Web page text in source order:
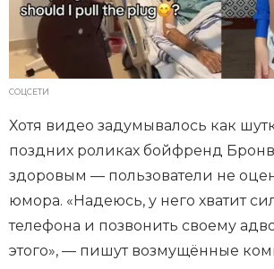
СОЦСЕТИ
Хотя видео задумывалось как
поздних роликах бойфренд
здоровым — пользователи не
юмора. «Надеюсь, у него хватит
телефона и позвонить своему
этого», — пишут возмущённые